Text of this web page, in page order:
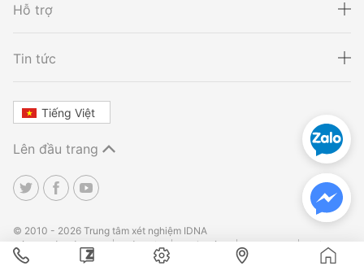
Đà Nẵng
Xét nghiệm khai sinh
Thalassemia
Đà Nẵng
Hỗ trợ
Tin tức
Tiếng Việt
Lên đầu trang
© 2010 - 2026 Trung tâm xét nghiệm IDNA
Điều khoản sử dụng
Bảo mật Hoàn tiền
Liên
hệ